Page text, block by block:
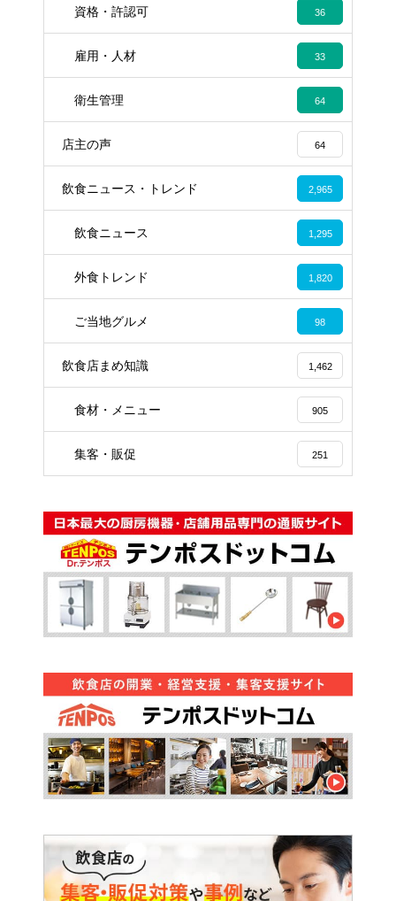
資格・許認可 36
雇用・人材 33
衛生管理 64
店主の声 64
飲食ニュース・トレンド 2,965
飲食ニュース 1,295
外食トレンド 1,820
ご当地グルメ 98
飲食店まめ知識 1,462
食材・メニュー 905
集客・販促 251